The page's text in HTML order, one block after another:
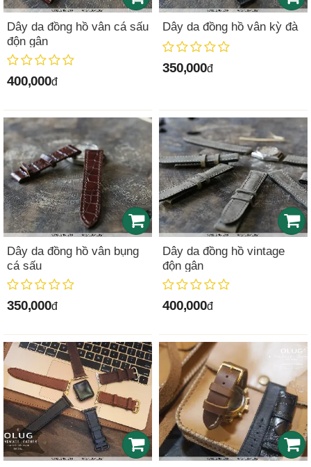
Dây da đồng hồ vân cá sấu
độn gân
400,000đ
Dây da đồng hồ vân kỳ đà
350,000đ
Dây da đồng hồ vân bụng
cá sấu
350,000đ
Dây da đồng hồ vintage
độn gân
400,000đ